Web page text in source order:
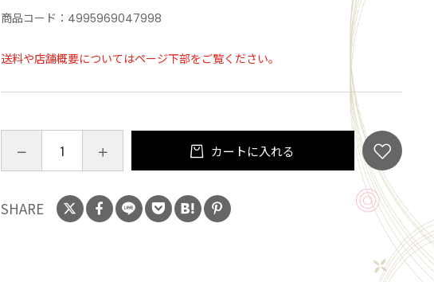
商品コード： 4995969047998
送料や店舗概要についてはページ下部をご覧ください。
カートに入れる
SHARE